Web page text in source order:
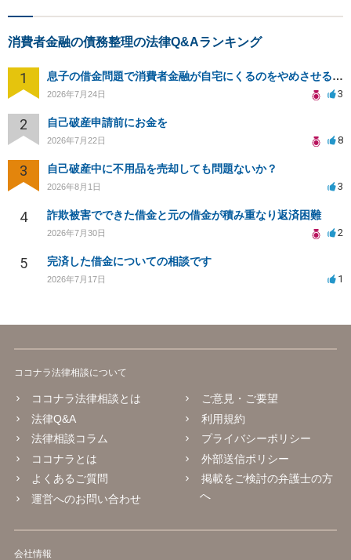
消費者金融の債務整理の法律Q&Aランキング
1 息子の借金問題で消費者金融が自宅にくるのをやめさせる方法はないですか？
2026年7月24日 3
2 自己破産申請前にお金を
2026年7月22日 8
3 自己破産中に不用品を売却しても問題ないか？
2026年8月1日 3
4 詐欺被害でできた借金と元の借金が積み重なり返済困難
2026年7月30日 2
5 完済した借金についての相談です
2026年7月17日 1
ココナラ法律相談について
ココナラ法律相談とは
法律Q&A
法律相談コラム
ココナラとは
よくあるご質問
運営へのお問い合わせ
ご意見・ご要望
利用規約
プライバシーポリシー
外部送信ポリシー
掲載をご検討の弁護士の方
へ
会社情報